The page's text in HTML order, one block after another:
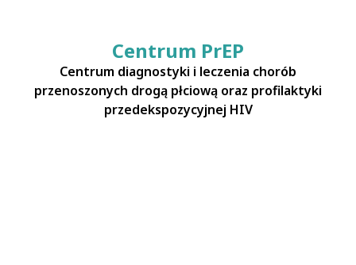
Centrum PrEP
Centrum diagnostyki i leczenia chorób
przenoszonych drogą płciową oraz profilaktyki
przedekspozycyjnej HIV